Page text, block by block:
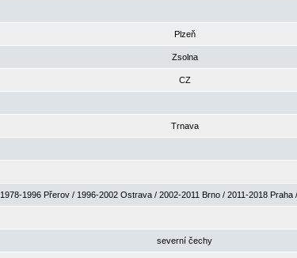
Plzeň
Zsolna
CZ
Trnava
1978-1996 Přerov / 1996-2002 Ostrava / 2002-2011 Brno / 2011-2018
severní čechy